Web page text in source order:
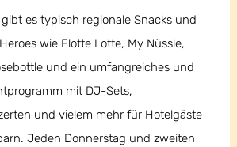
es typisch regionale Snacks und
wie Flotte Lotte, My Nüssle,
und ein umfangreiches und
mit DJ-Sets,
und vielem mehr für Hotelgäste
Jeden Donnerstag und zweiten